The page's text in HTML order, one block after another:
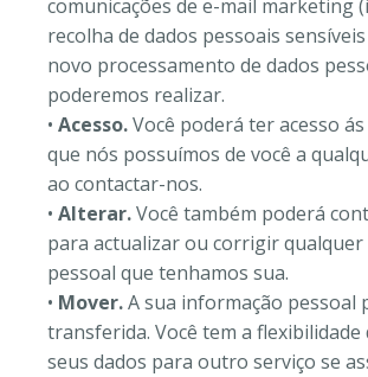
comunicações de e-mail marketing
recolha de dados pessoais
novo processamento de dados
poderemos realizar.
• Acesso.Você poderá ter acesso
que nós possuímos de você a
ao contactar-nos.
• Alterar.Você também poderá
para actualizar ou corrigir
pessoal que tenhamos sua.
• Mover.A sua informação pessoal
transferida. Você tem a flexibilidade
seus dados para outro serviço se